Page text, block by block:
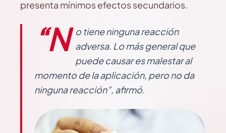
presenta mínimos efectos secundarios.
“N
o tiene ninguna reacción
adversa. Lo más general que
puede causar es malestar al
momento de la aplicación, pero no da
ninguna reacción”, afirmó.